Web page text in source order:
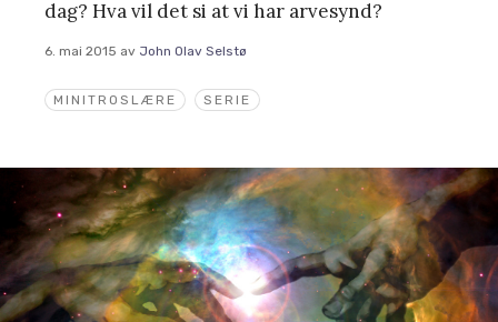
MINITROSLÆRE SERIE
dag? Hva vil det si at vi har arvesynd?
6. mai 2015 av John Olav Selstø